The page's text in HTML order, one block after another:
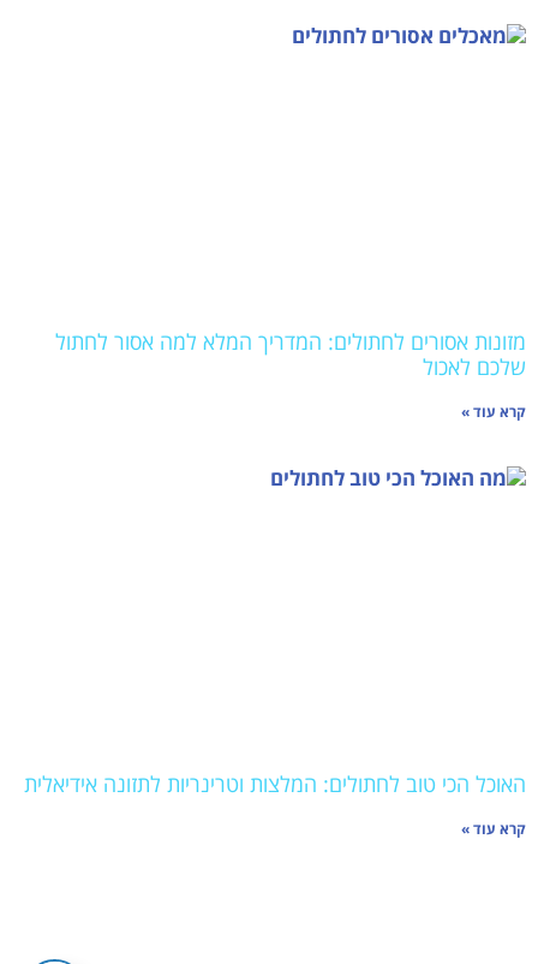
מזונות אסורים לחתולים: המדריך המלא למה אסור לחתול
שלכם לאכול
קרא עוד »
האוכל הכי טוב לחתולים: המלצות וטרינריות לתזונה אידיאלית
קרא עוד »